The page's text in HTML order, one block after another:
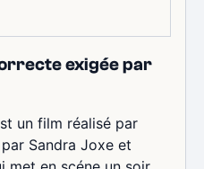
exigée par
un film réalisé par
Sandra Joxe et